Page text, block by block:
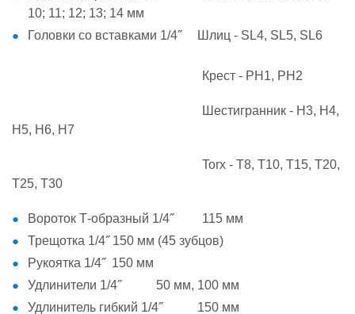
10; 11; 12; 13; 14 мм
Головки со вставками 1/4˝ Шлиц - SL4, SL5, SL6
Крест - PH1, PH2
Шестигранник - H3, H4,
H5, H6, H7
Torx - T8, T10, T15, T20,
T25, T30
Вороток Т-образный 1/4˝ 115 мм
Трещотка 1/4˝ 150 мм (45 зубцов)
Рукоятка 1/4˝ 150 мм
Удлинители 1/4˝ 50 мм, 100 мм
Удлинитель гибкий 1/4˝ 150 мм